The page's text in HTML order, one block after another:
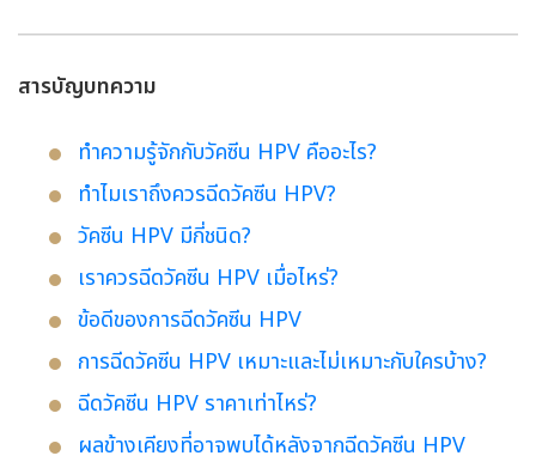
สารบัญบทความ
ทำความรู้จักกับวัคซีน HPV คืออะไร?
ทำไมเราถึงควรฉีดวัคซีน HPV?
วัคซีน HPV มีกี่ชนิด?
เราควรฉีดวัคซีน HPV เมื่อไหร่?
ข้อดีของการฉีดวัคซีน HPV
การฉีดวัคซีน HPV เหมาะและไม่เหมาะกับใครบ้าง?
ฉีดวัคซีน HPV ราคาเท่าไหร่?
ผลข้างเคียงที่อาจพบได้หลังจากฉีดวัคซีน HPV